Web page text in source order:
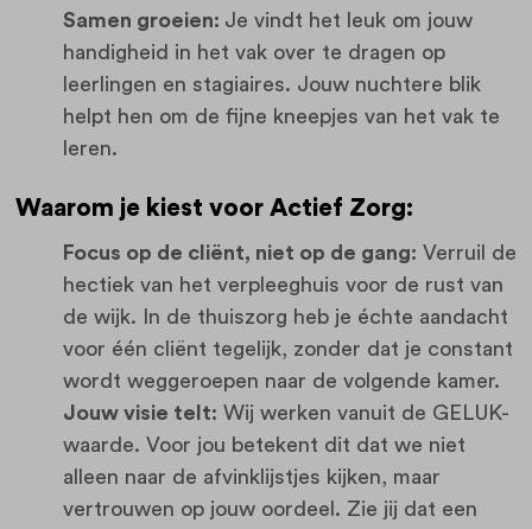
Samen groeien: Je vindt het leuk om jouw
handigheid in het vak over te dragen op
leerlingen en stagiaires. Jouw nuchtere blik
helpt hen om de fijne kneepjes van het vak te
leren.
Waarom je kiest voor Actief Zorg:
Focus op de cliënt, niet op de gang: Verruil de
hectiek van het verpleeghuis voor de rust van
de wijk. In de thuiszorg heb je échte aandacht
voor één cliënt tegelijk, zonder dat je constant
wordt weggeroepen naar de volgende kamer.
Jouw visie telt: Wij werken vanuit de GELUK-
waarde. Voor jou betekent dit dat we niet
alleen naar de afvinklijstjes kijken, maar
vertrouwen op jouw oordeel. Zie jij dat een